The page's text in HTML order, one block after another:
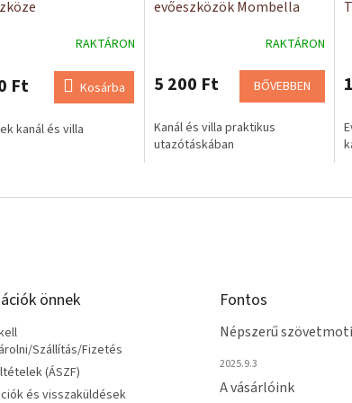
RAKTÁRON
Ft Kosárba
kanál és villa
evőeszközök Mombella
RAKTÁRON
5 200 Ft BŐVEBBEN
Kanál és villa praktikus
utazótáskában
önnek
Szállítás/Fizetés
(ÁSZF)
és visszaküldések
Fontos
Népszerű
2025.9.3
A vásárlóink